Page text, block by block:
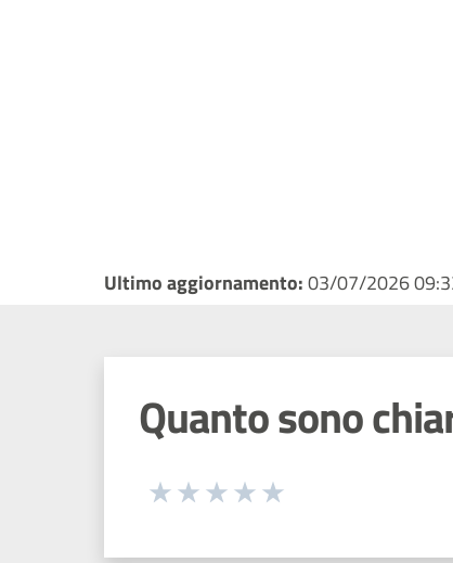
Ultimo aggiornamento:03/07/2026
Quanto sono
Seleziona una valutazione da 1